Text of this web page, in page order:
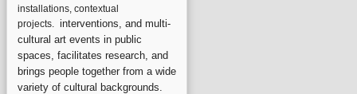
installations, contextual
projects. interventions, and multi-
cultural art events in public
spaces, facilitates research, and
brings people together from a wide
variety of cultural backgrounds.